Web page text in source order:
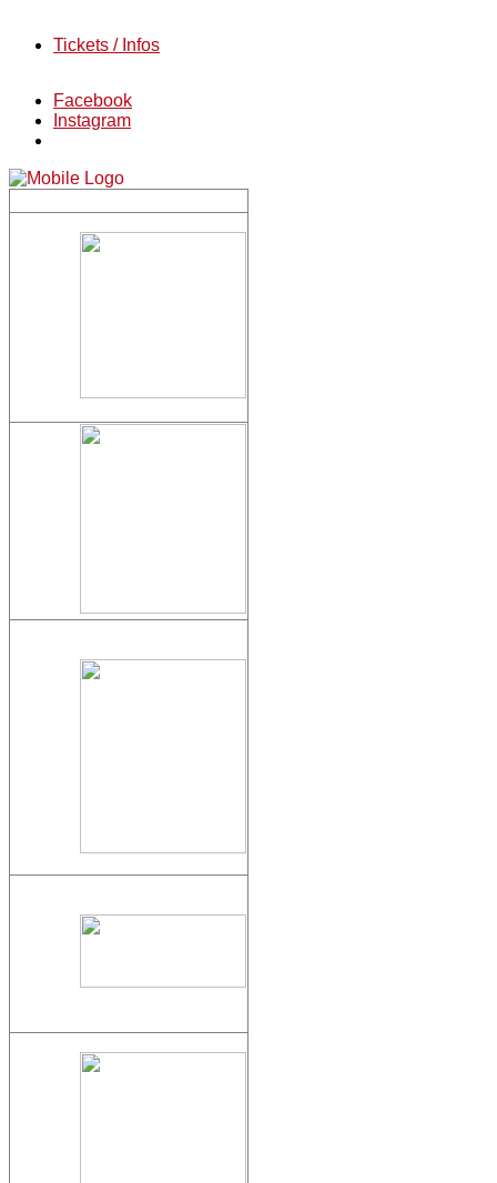
Tickets / Infos
Facebook
Instagram